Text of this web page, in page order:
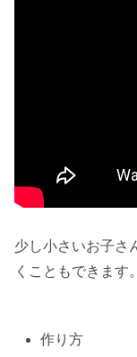
少し小さいお子さ
くこともできます。
作り方